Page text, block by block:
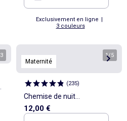
Exclusivement en ligne |
3 couleurs
3
Maternité
1/5
(235)
Chemise de nuit
d'allaitement à message
12,00 €